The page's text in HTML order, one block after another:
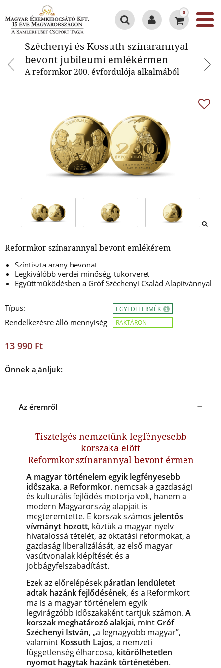
0
Széchenyi és Kossuth színarannyal
bevont jubileumi emlékérmen
A reformkor 200. évfordulója alkalmából
Reformkor színarannyal bevont emlékérem
Színtiszta arany bevonat
Legkiválóbb verdei minőség, tükörveret
Együttműködésben a Gróf Széchenyi Család Alapítvánnyal
Típus:
Rendelkezésre álló mennyiség
EGYEDI TERMÉK
RAKTÁRON
13 990 Ft
Önnek ajánljuk:
Az éremről
Tisztelgés nemzetünk legfényesebb
korszaka előtt
Reformkor színarannyal bevont érmen
A magyar történelem egyik legfényesebb
időszaka, a Reformkor, nemcsak a gazdasági
és kulturális fejlődés motorja volt, hanem a
modern Magyarország alapjait is
megteremtette. E korszak számos jelentős
vívmányt hozott, köztük a magyar nyelv
hivatalossá tételét, az oktatási reformokat, a
gazdaság liberalizálását, az első magyar
vasútvonalak kiépítését és a
jobbágyfelszabadítást.
Ezek az előrelépések páratlan lendületet
adtak hazánk fejlődésének, és a Reformkort
ma is a magyar történelem egyik
legvirágzóbb időszakaként tartjuk számon. A
korszak meghatározó alakjai, mint Gróf
Széchenyi István, „a legnagyobb magyar”,
valamint Kossuth Lajos, a nemzeti
függetlenség élharcosa, kitörölhetetlen
nyomot hagytak hazánk történetében.
Széchenyi és Kossuth
színarannyal bevont jubileumi
emlékérmen